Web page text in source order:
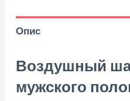
Опис
Воздушный
мужского